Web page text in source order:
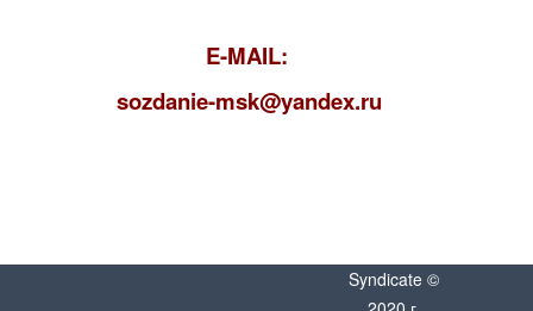
E-MAIL:
sozdanie-msk@yandex.ru
Syndicate ©